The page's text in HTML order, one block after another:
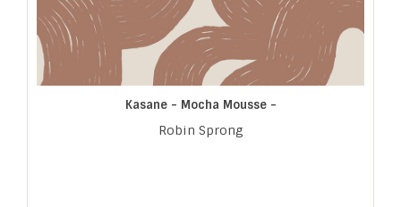
Kasane - Mocha Mousse -
Robin Sprong